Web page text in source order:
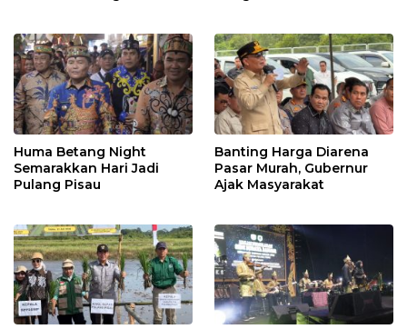
Huma Betang Night
Semarakkan Hari Jadi
Pulang Pisau
Banting Harga Diarena
Pasar Murah, Gubernur
Ajak Masyarakat